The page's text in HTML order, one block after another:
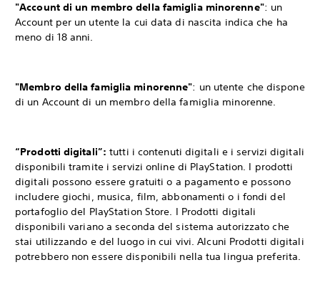
"Account di un membro della famiglia minorenne": un
Account per un utente la cui data di nascita indica che ha
meno di 18 anni.
"Membro della famiglia minorenne": un utente che dispone
di un Account di un membro della famiglia minorenne.
“Prodotti digitali”:tutti i contenuti digitali e i servizi digitali
disponibili tramite i servizi online di PlayStation. I prodotti
digitali possono essere gratuiti o a pagamento e possono
includere giochi, musica, film, abbonamenti o i fondi del
portafoglio del PlayStation Store. I Prodotti digitali
disponibili variano a seconda del sistema autorizzato che
stai utilizzando e del luogo in cui vivi. Alcuni Prodotti digitali
potrebbero non essere disponibili nella tua lingua preferita.